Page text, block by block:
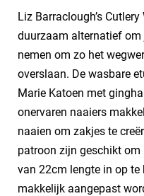
Liz Barraclough’s
duurzaam alternatief om
nemen om zo het
overslaan. De wasbare
Marie Katoen met
onervaren naaiers
naaien om zakjes te
patroon zijn geschikt om
van 22cm lengte in op te
makkelijk aangepast